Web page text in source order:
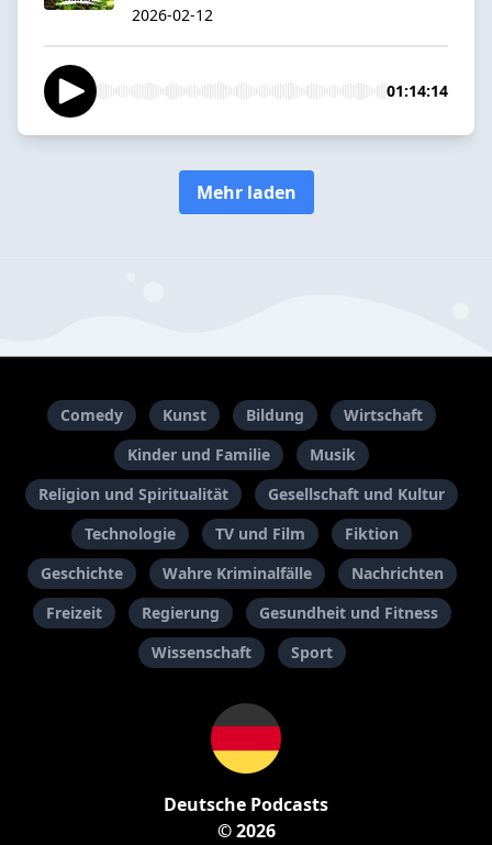
2026-02-12
01:14:14
Mehr laden
Comedy Kunst Bildung
Wirtschaft
Kinder und Familie
Musik
Religion und Spiritualität
Gesellschaft und Kultur
Technologie
TV und Film
Fiktion
Geschichte
Wahre Kriminalfälle
Nachrichten
Freizeit
Regierung
Gesundheit und Fitness
Wissenschaft
Sport
Deutsche Podcasts
© 2026